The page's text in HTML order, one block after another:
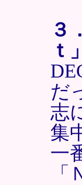
３
ｔ」
だ
志
集
一